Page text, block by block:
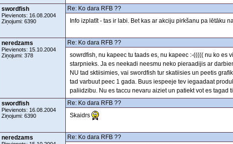
swordfish
Pievienots: 16.08.2004
Ziņojumi: 6390
Re: Ko dara RFB ??
Info izplatīt - tas ir labi. Bet kas ar akciju pirkšanu pa lētāku
neredzams
Pievienots: 15.10.2004
Ziņojumi: 378
Re: Ko dara RFB ??
sowrdfish, nu kapeec tu taads es, nu kapeec :-((((( nu ko es
starpnieks. Ja es neekadi neesmu neko pieraadijis ar
NU tad sktiisimies, vai swordfish tur skatiisies un peetis
tad varbuut peec 1 gada. Buus iespeeje tev iegaadaat
paliidzibu. Nu es taccu nevaru aiziet un patiekt vot es tagad
swordfish
Pievienots: 16.08.2004
Ziņojumi: 6390
Re: Ko dara RFB ??
Skaidrs
neredzams Re: Ko dara RFB ??